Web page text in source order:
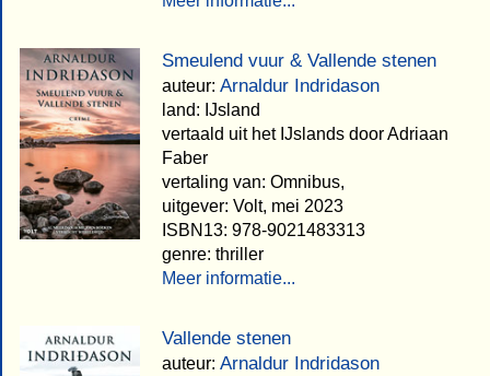
Smeulend vuur & Vallende stenen
auteur: Arnaldur Indridason
land: IJsland
vertaald uit het IJslands door Adriaan
Faber
vertaling van: Omnibus,
uitgever: Volt, mei 2023
ISBN13: 978-9021483313
genre: thriller
Meer informatie...
Vallende stenen
auteur: Arnaldur Indridason